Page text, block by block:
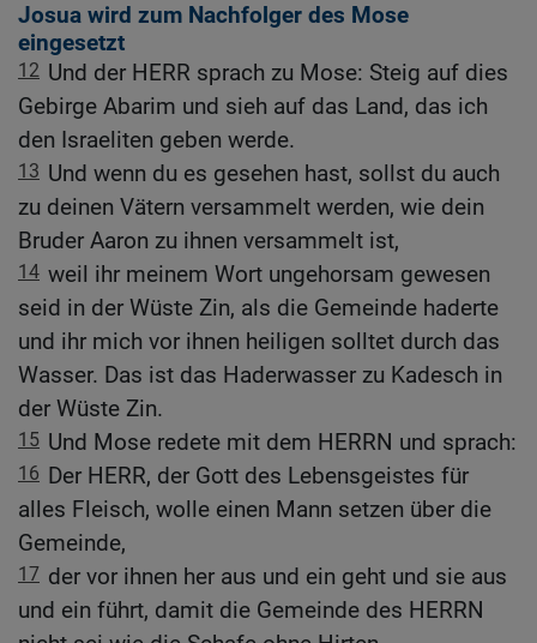
Josua wird zum Nachfolger des Mose
eingesetzt
12 Und der HERR sprach zu Mose: Steig auf dies
Gebirge Abarim und sieh auf das Land, das ich
den Israeliten geben werde.
13 Und wenn du es gesehen hast, sollst du auch
zu deinen Vätern versammelt werden, wie dein
Bruder Aaron zu ihnen versammelt ist,
14 weil ihr meinem Wort ungehorsam gewesen
seid in der Wüste Zin, als die Gemeinde haderte
und ihr mich vor ihnen heiligen solltet durch das
Wasser. Das ist das Haderwasser zu Kadesch in
der Wüste Zin.
15 Und Mose redete mit dem HERRN und sprach:
16 Der HERR, der Gott des Lebensgeistes für
alles Fleisch, wolle einen Mann setzen über die
Gemeinde,
17 der vor ihnen her aus und ein geht und sie aus
und ein führt, damit die Gemeinde des HERRN